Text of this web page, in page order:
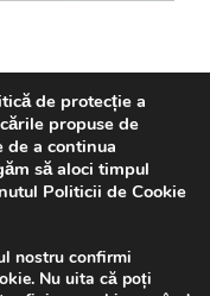
de protecție a
propuse de
de a continua
să aloci timpul
Politicii de Cookie
nostru confirmi
Nu uita că poți